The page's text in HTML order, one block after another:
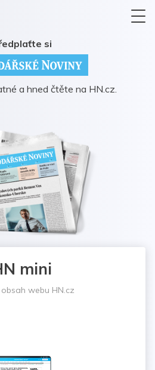
si
a hned čtěte na HN.cz.
mini
webu HN.cz